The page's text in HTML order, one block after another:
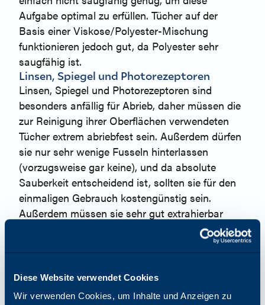
Diese Website verwendet Cookies
Wir verwenden Cookies, um Inhalte und Anzeigen zu
Aufgabe optimal zu erfüllen. Tücher auf der
Basis einer Viskose/Polyester-Mischung
funktionieren jedoch gut, da Polyester sehr
saugfähig ist.
Linsen, Spiegel und Photorezeptoren
Linsen, Spiegel und Photorezeptoren sind
besonders anfällig für Abrieb, daher müssen die
zur Reinigung ihrer Oberflächen verwendeten
Tücher extrem abriebfest sein. Außerdem dürfen
sie nur sehr wenige Fusseln hinterlassen
(vorzugsweise gar keine), und da absolute
Sauberkeit entscheidend ist, sollten sie für den
einmaligen Gebrauch kostengünstig sein.
Außerdem müssen sie sehr gut extrahierbar
sein, d. h. sie müssen ausreichend große Poren
äußeren Oberfläche des Tuchs zu absorbieren,
so dass sie diese empfindlichen Oberflächen